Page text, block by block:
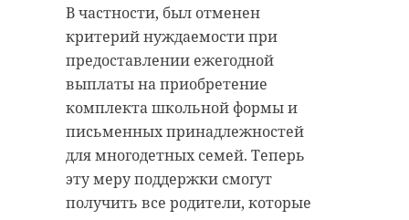
В частности, был отменен
критерий нуждаемости при
предоставлении ежегодной
выплаты на приобретение
комплекта школьной формы и
письменных принадлежностей
для многодетных семей. Теперь
эту меру поддержки смогут
получить все родители, которые